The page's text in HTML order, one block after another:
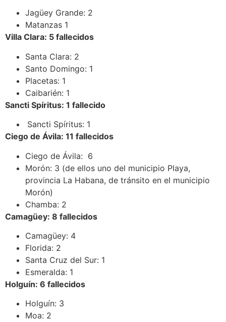
Jagüey Grande: 2
Matanzas 1
Villa Clara: 5 fallecidos
Santa Clara: 2
Santo Domingo: 1
Placetas: 1
Caibarién: 1
Sancti Spíritus: 1 fallecido
Sancti Spíritus: 1
Ciego de Ávila: 11 fallecidos
Ciego de Ávila: 6
Morón: 3 (de ellos uno del municipio Playa,
provincia La Habana, de tránsito en el municipio
Morón)
Chamba: 2
Camagüey: 8 fallecidos
Camagüey: 4
Florida: 2
Santa Cruz del Sur: 1
Esmeralda: 1
Holguín: 6 fallecidos
Holguín: 3
Moa: 2